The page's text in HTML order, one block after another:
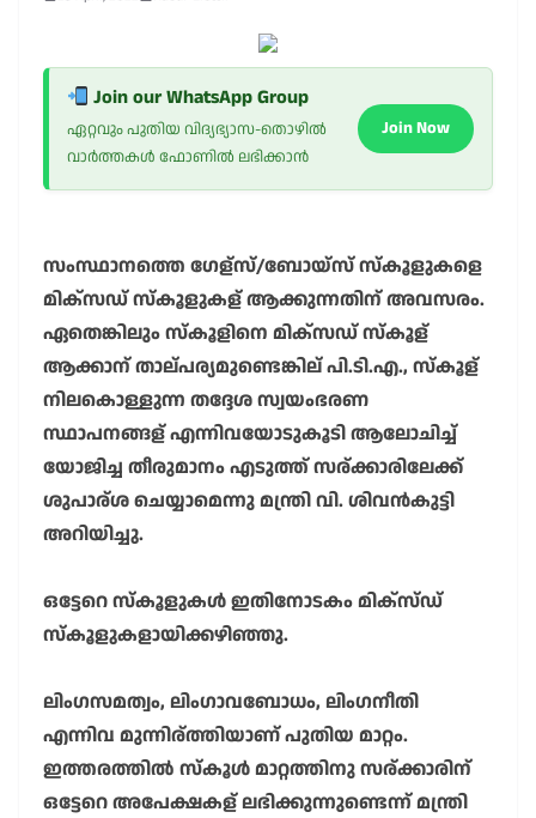
Join our WhatsApp Group
ഏറ്റവും പുതിയ വിദ്യഭ്യാസ-തൊഴിൽ
വാർത്തകൾ ഫോണിൽ ലഭിക്കാൻ
Join Now
സംസ്ഥാനത്തെ ഗേള്സ്/ബോയ്സ് സ്കൂളുകളെ
മിക്സഡ് സ്കൂളുകള് ആക്കുന്നതിന് അവസരം.
ഏതെങ്കിലും സ്കൂളിനെ മിക്സഡ് സ്കൂള്
ആക്കാന് താല്പര്യമുണ്ടെങ്കില് പി.ടി.എ., സ്കൂള്
നിലകൊള്ളുന്ന തദ്ദേശ സ്വയംഭരണ
സ്ഥാപനങ്ങള് എന്നിവയോടുകൂടി ആലോചിച്ച്
യോജിച്ച തീരുമാനം എടുത്ത് സര്ക്കാരിലേക്ക്
ശുപാര്ശ ചെയ്യാമെന്നു മന്ത്രി വി. ശിവൻകുട്ടി
അറിയിച്ചു.
ഒട്ടേറെ സ്കൂളുകൾ ഇതിനോടകം മിക്സ്ഡ്
സ്കൂളുകളായിക്കഴിഞ്ഞു.
ലിംഗസമത്വം, ലിംഗാവബോധം, ലിംഗനീതി
എന്നിവ മുന്നിര്ത്തിയാണ് പുതിയ മാറ്റം.
ഇത്തരത്തിൽ സ്കൂൾ മാറ്റത്തിനു സര്ക്കാരിന്
ഒട്ടേറെ അപേക്ഷകള് ലഭിക്കുന്നുണ്ടെന്ന് മന്ത്രി